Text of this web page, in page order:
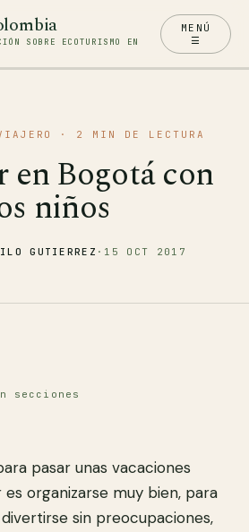
SOBRE ECOTURISMO EN
MENÚ
☰
· 2 MIN DE LECTURA
Bogotá con
niños
GUTIERREZ · 15 OCT 2017
secciones
pasar unas vacaciones
organizarse muy bien, para
sin preocupaciones,